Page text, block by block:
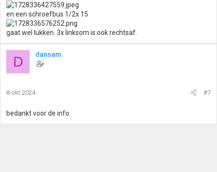
en een schroefbus 1/2x 15
gaat wel lukken. 3x linksom is ook rechtsaf.
D dansam
8 okt 2024 #7
bedankt voor de info